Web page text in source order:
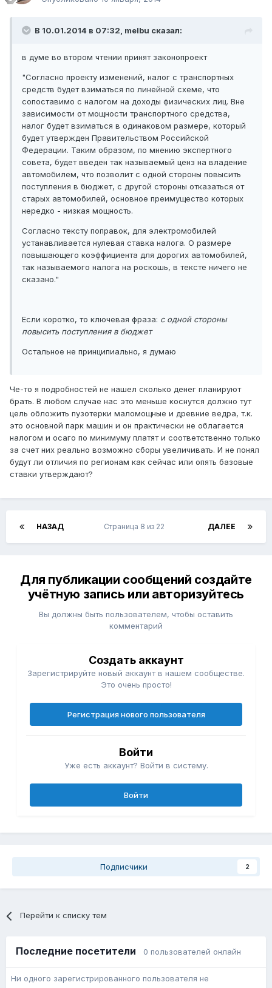
В 10.01.2014 в 07:32, melbu сказал:
в думе во втором чтении принят законопроект
"Согласно проекту изменений, налог с транспортных
средств будет взиматься по линейной схеме, что
сопоставимо с налогом на доходы физических лиц. Вне
зависимости от мощности транспортного средства,
налог будет взиматься в одинаковом размере, который
будет утвержден Правительством Российской
Федерации. Таким образом, по мнению экспертного
совета, будет введен так называемый ценз на владение
автомобилем, что позволит с одной стороны повысить
поступления в бюджет, с другой стороны отказаться от
старых автомобилей, основное преимущество которых
нередко - низкая мощность.
Согласно тексту поправок, для электромобилей
устанавливается нулевая ставка налога. О размере
повышающего коэффициента для дорогих автомобилей,
так называемого налога на роскошь, в тексте ничего не
сказано."
Если коротко, то ключевая фраза: с одной стороны
повысить поступления в бюджет
Остальное не принципиально, я думаю
Че-то я подробностей не нашел сколько денег планируют
брать. В любом случае нас это меньше коснутся должно тут
цель обложить пузотерки маломощные и древние ведра, т.к.
это основной парк машин и он практически не облагается
налогом и осаго по минимуму платят и соответственно только
за счет них реально возможно сборы увеличивать. И не понял
будут ли отличия по регионам как сейчас или опять базовые
ставки утверждают?
НАЗАД ДАЛЕЕ
Страница 8 из 22
Для публикации сообщений создайте
учётную запись или авторизуйтесь
Вы должны быть пользователем, чтобы оставить
комментарий
Создать аккаунт
Зарегистрируйте новый аккаунт в нашем сообществе.
Это очень просто!
Регистрация нового пользователя
Войти
Уже есть аккаунт? Войти в систему.
Войти
Подписчики 2
Перейти к списку тем
Последние посетители 0 пользователей онлайн
Ни одного зарегистрированного пользователя не